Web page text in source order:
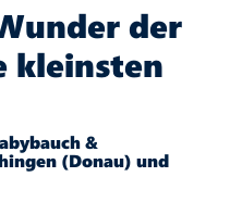
der
kleinsten
&
(Donau) und